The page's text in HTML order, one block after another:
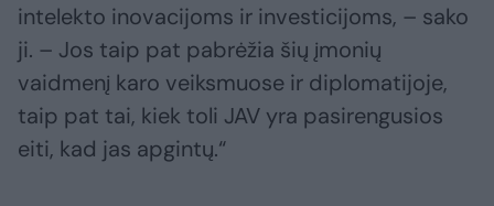
intelekto inovacijoms ir investicijoms, – sako
ji. – Jos taip pat pabrėžia šių įmonių
vaidmenį karo veiksmuose ir diplomatijoje,
taip pat tai, kiek toli JAV yra pasirengusios
eiti, kad jas apgintų.“